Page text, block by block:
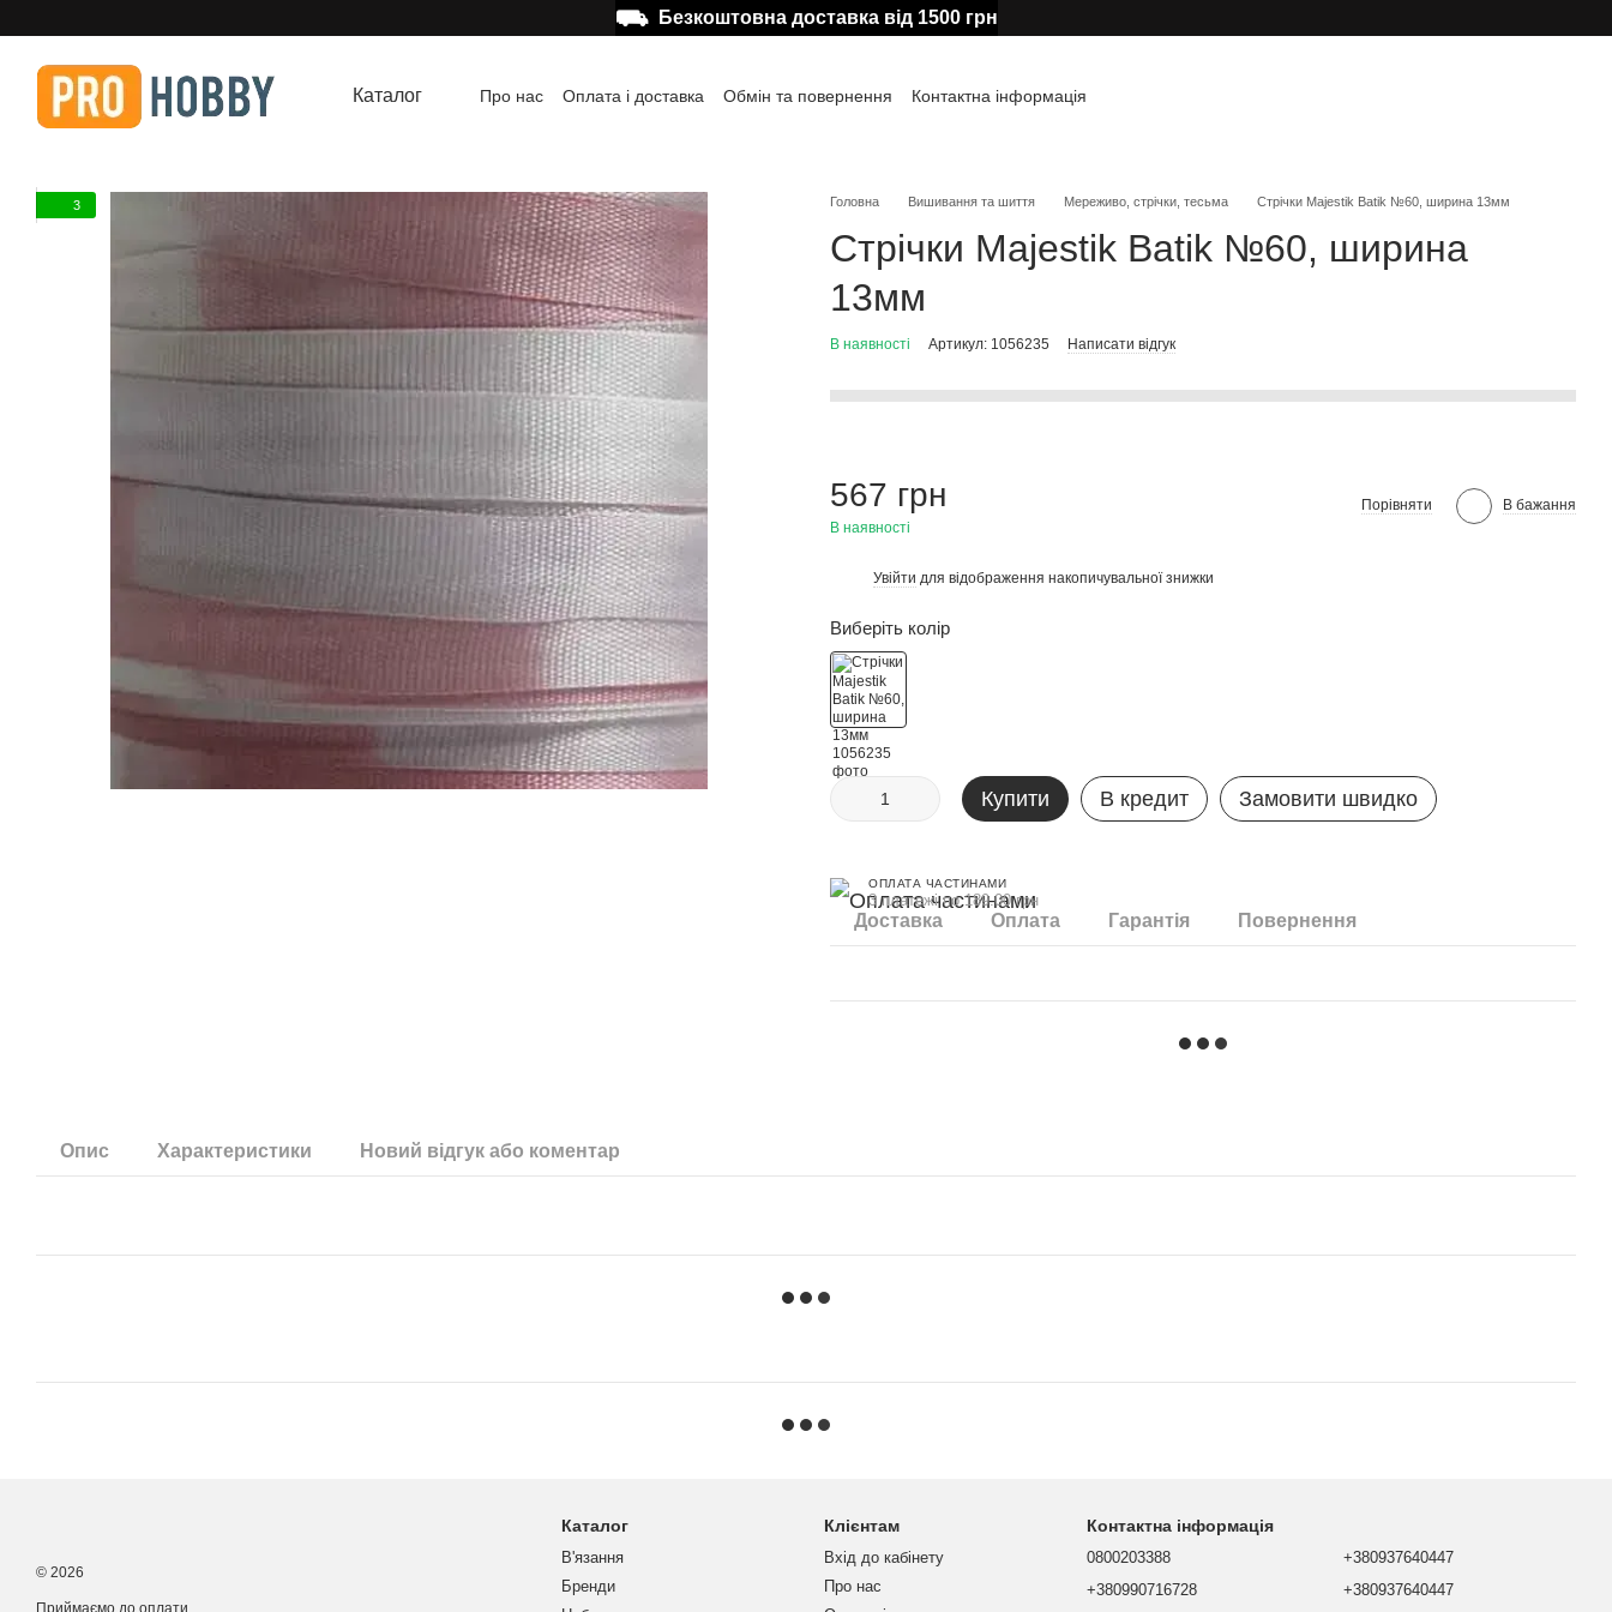
⛟ Безкоштовна доставка від 1500 грн
Каталог Про нас Оплата і доставка Обмін та повернення
Контактна інформація
3 Головна Вишивання та шиття Мереживо, стрічки, тесьма Стрічки Majestik Batik №60, ширина 13мм
Стрічки Majestik Batik №60, ширина
13мм
В наявності Артикул: 1056235 Написати відгук
567 грн
В наявності
Порівняти В бажання
Увійти для відображення накопичувальної знижки
Виберіть колір
Купити В кредит Замовити швидко
ОПЛАТА ЧАСТИНАМИ
3 платежі по 189.00 грн
Доставка Оплата Гарантія Повернення
Опис Характеристики Новий відгук або коментар
© 2026
Приймаємо до оплати
Каталог
В'язання
Бренди
Клієнтам
Вхід до кабінету
Про нас
Контактна інформація
0800203388
+380990716728
+380937640447
+380937640447